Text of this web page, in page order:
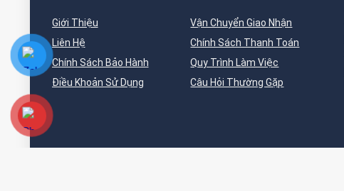
Giới Thiệu
Liên Hệ
Chính Sách Bảo Hành
Điều Khoản Sử Dụng
Vận Chuyển Giao Nhận
Chính Sách Thanh Toán
Quy Trình Làm Việc
Câu Hỏi Thường Gặp